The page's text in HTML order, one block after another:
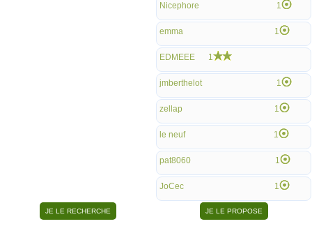
Nicephore 1
emma 1
EDMEEE 1
jmberthelot 1
zellap 1
le neuf 1
pat8060 1
JoCec 1